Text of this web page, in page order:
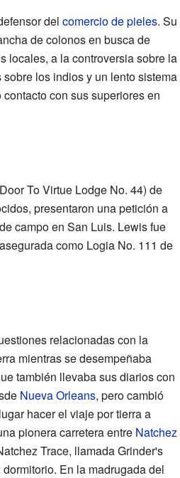
del comercio de pieles. Su
de colonos en busca de
locales, a la controversia sobre la
los indios y un lento sistema
con sus superiores en
To Virtue Lodge No. 44) de
presentaron una petición a
campo en San Luis. Lewis fue
como Logia No. 111 de
relacionadas con la
mientras se desempeñaba
también llevaba sus diarios con
Nueva Orleans, pero cambió
hacer el viaje por tierra a
pionera carretera entre Natchez
Trace, llamada Grinder's
En la madrugada del